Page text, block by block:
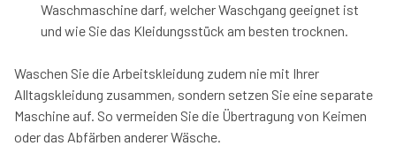
Waschmaschine darf, welcher Waschgang geeignet ist
und wie Sie das Kleidungsstück am besten trocknen.
Waschen Sie die Arbeitskleidung zudem nie mit Ihrer
Alltagskleidung zusammen, sondern setzen Sie eine separate
Maschine auf. So vermeiden Sie die Übertragung von Keimen
oder das Abfärben anderer Wäsche.